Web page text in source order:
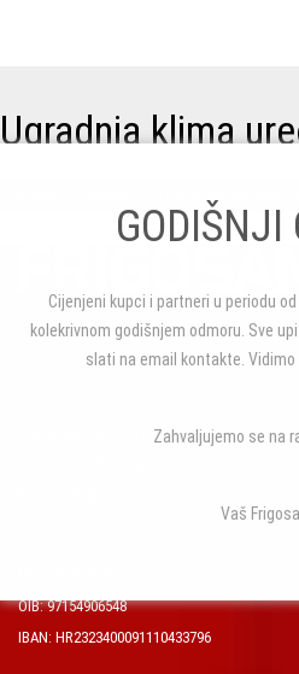
Ugradnja klima
Obitelji Duiz 2, HR-51000 RIJEKA
OIB: 97154906548
IBAN: HR2323400091110433796
GODIŠNJI
Cijenjeni kupci i partneri u periodu
kolekrivnom godišnjem odmoru. Sve
slati na email kontakte. Vidimo
Zahvaljujemo se na
Vaš